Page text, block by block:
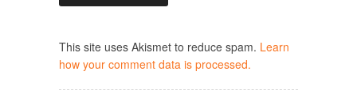
This site uses Akismet to reduce spam. Learn
how your comment data is processed.